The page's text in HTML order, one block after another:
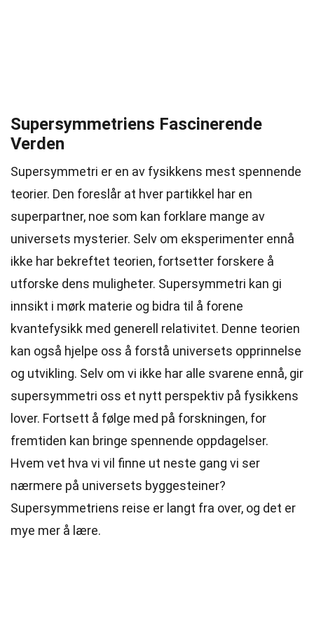
Supersymmetriens Fascinerende
Verden
Supersymmetri er en av fysikkens mest spennende
teorier. Den foreslår at hver partikkel har en
superpartner, noe som kan forklare mange av
universets mysterier. Selv om eksperimenter ennå
ikke har bekreftet teorien, fortsetter forskere å
utforske dens muligheter. Supersymmetri kan gi
innsikt i mørk materie og bidra til å forene
kvantefysikk med generell relativitet. Denne teorien
kan også hjelpe oss å forstå universets opprinnelse
og utvikling. Selv om vi ikke har alle svarene ennå, gir
supersymmetri oss et nytt perspektiv på fysikkens
lover. Fortsett å følge med på forskningen, for
fremtiden kan bringe spennende oppdagelser.
Hvem vet hva vi vil finne ut neste gang vi ser
nærmere på universets byggesteiner?
Supersymmetriens reise er langt fra over, og det er
mye mer å lære.